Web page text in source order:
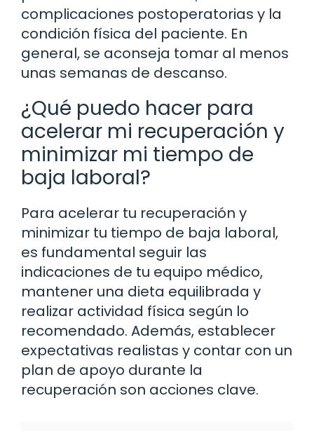
complicaciones postoperatorias y la
condición física del paciente. En
general, se aconseja tomar al menos
unas semanas de descanso.
¿Qué puedo hacer para
acelerar mi recuperación y
minimizar mi tiempo de
baja laboral?
Para acelerar tu recuperación y
minimizar tu tiempo de baja laboral,
es fundamental seguir las
indicaciones de tu equipo médico,
mantener una dieta equilibrada y
realizar actividad física según lo
recomendado. Además, establecer
expectativas realistas y contar con un
plan de apoyo durante la
recuperación son acciones clave.